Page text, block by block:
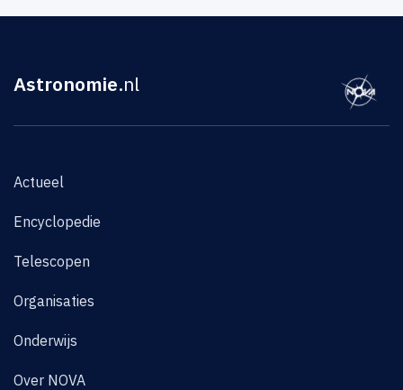
Astronomie.nl
Actueel
Encyclopedie
Telescopen
Organisaties
Onderwijs
Over NOVA